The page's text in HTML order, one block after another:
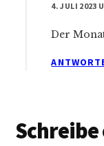
4. JULI 2023
Der